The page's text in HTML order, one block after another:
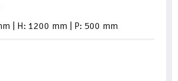
| H: 1200 mm | P: 500 mm